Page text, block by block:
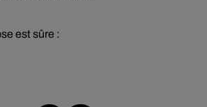
est sûre :